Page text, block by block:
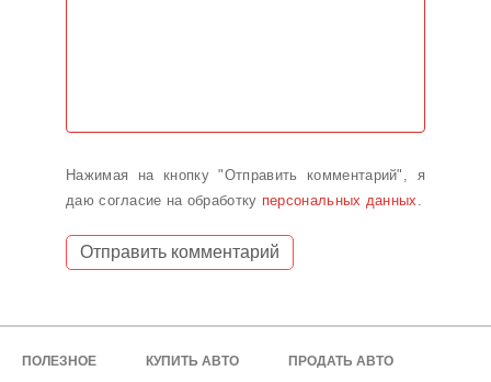
Нажимая на кнопку "Отправить комментарий", я
даю согласие на обработку персональных данных .
ПОЛЕЗНОЕ КУПИТЬ АВТО ПРОДАТЬ АВТО